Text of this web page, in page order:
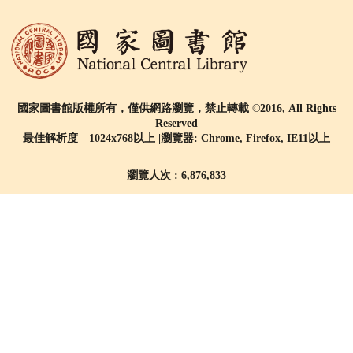
國家圖書館版權所有，僅供網路瀏覽，禁止轉載 ©2016, All Rights
Reserved
最佳解析度 1024x768以上 |瀏覽器: Chrome, Firefox, IE11以上
瀏覽人次 : 6,876,833